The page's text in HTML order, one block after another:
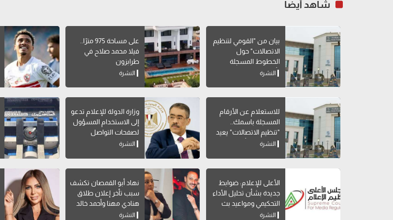
شاهد أيضاً
بيان من "القومي لتنظيم
الاتصالات" حول
الخطوط المسجلة
بأسماء مواطنين دون
النشرة
على مساحة 975 مترًا..
فيلا محمد صلاح في
طرابزون
النشرة
للاستعلام عن الأرقام
المسجلة باسمك..
"تنظيم الاتصالات" يعيد
إتاحة خدمة "أرقامي" عبر
النشرة
وزارة الدولة للإعلام تدعو
إلى الاستخدام المسؤول
لصفحات التواصل
الاجتماعي
النشرة
الأعلى للإعلام: ضوابط
جديدة بشأن تحليل الأداء
التحكيمي ومواعيد بث
البرامج الرياضية
النشرة
نهاد أبو القمصان تكشف
سبب تأخر إعلان طلاق
هنادي مهنا وأحمد خالد
صالحالنشرة